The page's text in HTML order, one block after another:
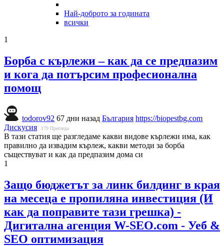
Най-доброто за годината
всички
1
Борба с кърлежи – как да се предпазим
и кога да потърсим професионална
помощ
todorov92 67 дни назад България https://biopestbg.com
Дискусия
179 Прегледа
В тази статия ще разгледаме какви видове кърлежи има, как
правилно да извадим кърлеж, какви методи за борба
съществуват и как да предпазим дома си
1
Защо бюджетът за линк билдинг в края
на месеца е пропиляна инвестиция (И
как да поправите тази грешка) -
Дигитална агенция W-SEO.com - Уеб &
SEO оптимизация